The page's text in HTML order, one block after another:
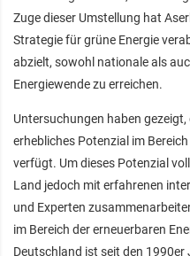
Zuge dieser Umstellung hat
Strategie für grüne Energie
abzielt, sowohl nationale als
Energiewende zu erreichen.
Untersuchungen haben
erhebliches Potenzial im
verfügt. Um dieses Potenzial
Land jedoch mit erfahrenen
und Experten
im Bereich der erneuerbaren
Deutschland ist seit den 1990er